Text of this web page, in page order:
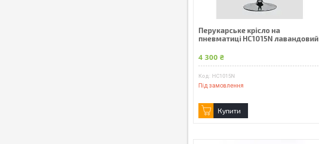
Перукарське крісло на
пневматиці HC1015N лавандовий
4 300 ₴
HC1015N
Під замовлення
Купити